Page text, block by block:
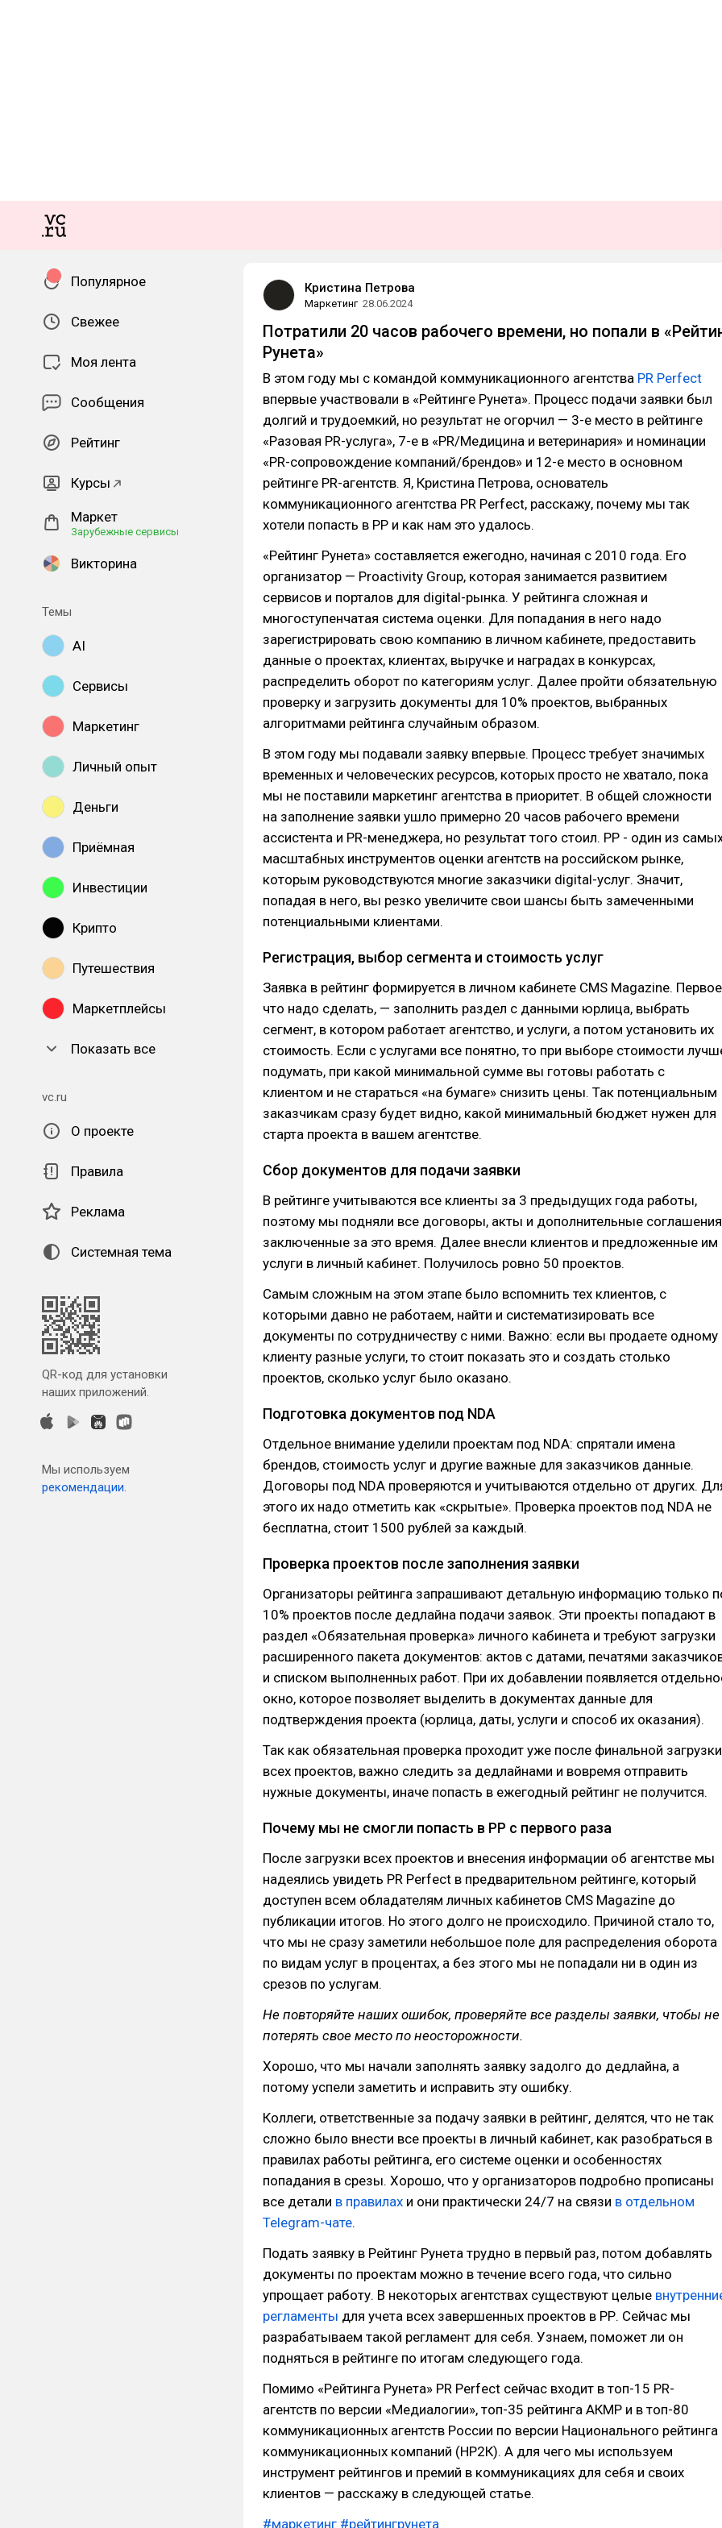
Популярное
Свежее
Моя лента
Сообщения
Рейтинг
Курсы
Маркет
Зарубежные сервисы
Викторина
Темы
AI
Сервисы
Маркетинг
Личный опыт
Деньги
Приёмная
Инвестиции
Крипто
Путешествия
Маркетплейсы
Показать все
vc.ru
О проекте
Правила
Реклама
Системная тема
QR-код для установки
наших приложений.
Мы используем
рекомендации.
Кристина Петрова
Маркетинг 28.06.2024
Потратили 20 часов рабочего времени, но попали в
Рунета»
В этом году мы с командой коммуникационного агентства PR Perfect
впервые участвовали в «Рейтинге Рунета». Процесс подачи заявки был
долгий и трудоемкий, но результат не огорчил — 3-е место в рейтинге
«Разовая PR-услуга», 7-е в «PR/Медицина и ветеринария» и номинации
«PR-сопровождение компаний/брендов» и 12-е место в основном
рейтинге PR-агентств. Я, Кристина Петрова, основатель
коммуникационного агентства PR Perfect, расскажу, почему мы так
хотели попасть в РР и как нам это удалось.
«Рейтинг Рунета» составляется ежегодно, начиная с 2010 года. Его
организатор — Proactivity Group, которая занимается развитием
сервисов и порталов для digital-рынка. У рейтинга сложная и
многоступенчатая система оценки. Для попадания в него надо
зарегистрировать свою компанию в личном кабинете, предоставить
данные о проектах, клиентах, выручке и наградах в конкурсах,
распределить оборот по категориям услуг. Далее пройти обязательную
проверку и загрузить документы для 10% проектов, выбранных
алгоритмами рейтинга случайным образом.
В этом году мы подавали заявку впервые. Процесс требует значимых
временных и человеческих ресурсов, которых просто не хватало, пока
мы не поставили маркетинг агентства в приоритет. В общей сложности
на заполнение заявки ушло примерно 20 часов рабочего времени
ассистента и PR-менеджера, но результат того стоил. PP - один из
масштабных инструментов оценки агентств на российском рынке,
которым руководствуются многие заказчики digital-услуг. Значит,
попадая в него, вы резко увеличите свои шансы быть замеченными
потенциальными клиентами.
Регистрация, выбор сегмента и стоимость услуг
Заявка в рейтинг формируется в личном кабинете CMS Magazine.
что надо сделать, — заполнить раздел с данными юрлица, выбрать
сегмент, в котором работает агентство, и услуги, а потом установить их
стоимость. Если с услугами все понятно, то при выборе стоимости
подумать, при какой минимальной сумме вы готовы работать с
клиентом и не стараться «на бумаге» снизить цены. Так потенциальным
заказчикам сразу будет видно, какой минимальный бюджет нужен для
старта проекта в вашем агентстве.
Сбор документов для подачи заявки
В рейтинге учитываются все клиенты за 3 предыдущих года работы,
поэтому мы подняли все договоры, акты и дополнительные
заключенные за это время. Далее внесли клиентов и предложенные им
услуги в личный кабинет. Получилось ровно 50 проектов.
Самым сложным на этом этапе было вспомнить тех клиентов, с
которыми давно не работаем, найти и систематизировать все
документы по сотрудничеству с ними. Важно: если вы продаете одному
клиенту разные услуги, то стоит показать это и создать столько
проектов, сколько услуг было оказано.
Подготовка документов под NDA
Отдельное внимание уделили проектам под NDA: спрятали имена
брендов, стоимость услуг и другие важные для заказчиков данные.
Договоры под NDA проверяются и учитываются отдельно от других.
этого их надо отметить как «скрытые». Проверка проектов под NDA не
бесплатна, стоит 1500 рублей за каждый.
Проверка проектов после заполнения заявки
Организаторы рейтинга запрашивают детальную информацию только
10% проектов после дедлайна подачи заявок. Эти проекты попадают в
раздел «Обязательная проверка» личного кабинета и требуют загрузки
расширенного пакета документов: актов с датами, печатями
и списком выполненных работ. При их добавлении появляется
окно, которое позволяет выделить в документах данные для
подтверждения проекта (юрлица, даты, услуги и способ их оказания).
Так как обязательная проверка проходит уже после финальной загрузки
всех проектов, важно следить за дедлайнами и вовремя отправить
нужные документы, иначе попасть в ежегодный рейтинг не получится.
Почему мы не смогли попасть в РР с первого раза
После загрузки всех проектов и внесения информации об агентстве мы
надеялись увидеть PR Perfect в предварительном рейтинге, который
доступен всем обладателям личных кабинетов CMS Magazine до
публикации итогов. Но этого долго не происходило. Причиной стало то,
что мы не сразу заметили небольшое поле для распределения оборота
по видам услуг в процентах, а без этого мы не попадали ни в один из
срезов по услугам.
Не повторяйте наших ошибок, проверяйте все разделы заявки, чтобы не
потерять свое место по неосторожности.
Хорошо, что мы начали заполнять заявку задолго до дедлайна, а
потому успели заметить и исправить эту ошибку.
Коллеги, ответственные за подачу заявки в рейтинг, делятся, что не так
сложно было внести все проекты в личный кабинет, как разобраться в
правилах работы рейтинга, его системе оценки и особенностях
попадания в срезы. Хорошо, что у организаторов подробно прописаны
все детали в правилах и они практически 24/7 на связи в отдельном
Telegram-чате.
Подать заявку в Рейтинг Рунета трудно в первый раз, потом добавлять
документы по проектам можно в течение всего года, что сильно
упрощает работу. В некоторых агентствах существуют целые
регламенты для учета всех завершенных проектов в РР. Сейчас мы
разрабатываем такой регламент для себя. Узнаем, поможет ли он
подняться в рейтинге по итогам следующего года.
Помимо «Рейтинга Рунета» PR Perfect сейчас входит в топ-15 PR-
агентств по версии «Медиалогии», топ-35 рейтинга АКМР и в топ-80
коммуникационных агентств России по версии Национального рейтинга
коммуникационных компаний (НР2К). А для чего мы используем
инструмент рейтингов и премий в коммуникациях для себя и своих
клиентов — расскажу в следующей статье.
#маркетинг #рейтингрунета